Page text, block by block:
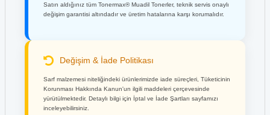
Satın aldığınız tüm Tonermax® Muadil Tonerler, teknik servis onaylı
değişim garantisi altındadır ve üretim hatalarına karşı korumalıdır.
Değişim & İade Politikası
Sarf malzemesi niteliğindeki ürünlerimizde iade süreçleri, Tüketicinin
Korunması Hakkında Kanun'un ilgili maddeleri çerçevesinde
yürütülmektedir. Detaylı bilgi için İptal ve İade Şartları sayfamızı
inceleyebilirsiniz.